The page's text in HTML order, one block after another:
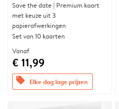
Save the date | Premium kaart
met keuze uit 3
papierafwerkingen
Set van 10 kaarten
Vanaf
€ 11,99
offers Elke dag lage prijzen